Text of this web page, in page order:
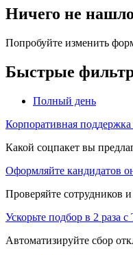
Ничего не
Попробуйте изменить
Быстрые
Полный день
Корпоративная поддержка
Какой соцпакет вы
Оформляйте кандидатов
Проверяйте сотрудников
Ускорьте подбор в 2 раза с
Автоматизируйте сбор